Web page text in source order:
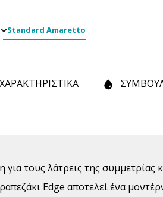
Standard Amaretto
ΧΑΡΑΚΤΗΡΙΣΤΙΚΑ
για τους λάτρεις της συμμετρίας
Edge αποτελεί ένα